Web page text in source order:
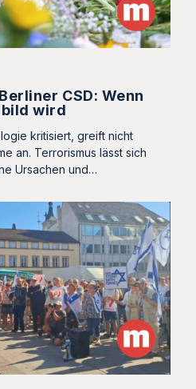
CSD: Wenn
wird
kritisiert, greift nicht
an. Terrorismus lässt sich
Ursachen und…